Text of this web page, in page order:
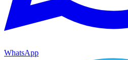
WhatsApp